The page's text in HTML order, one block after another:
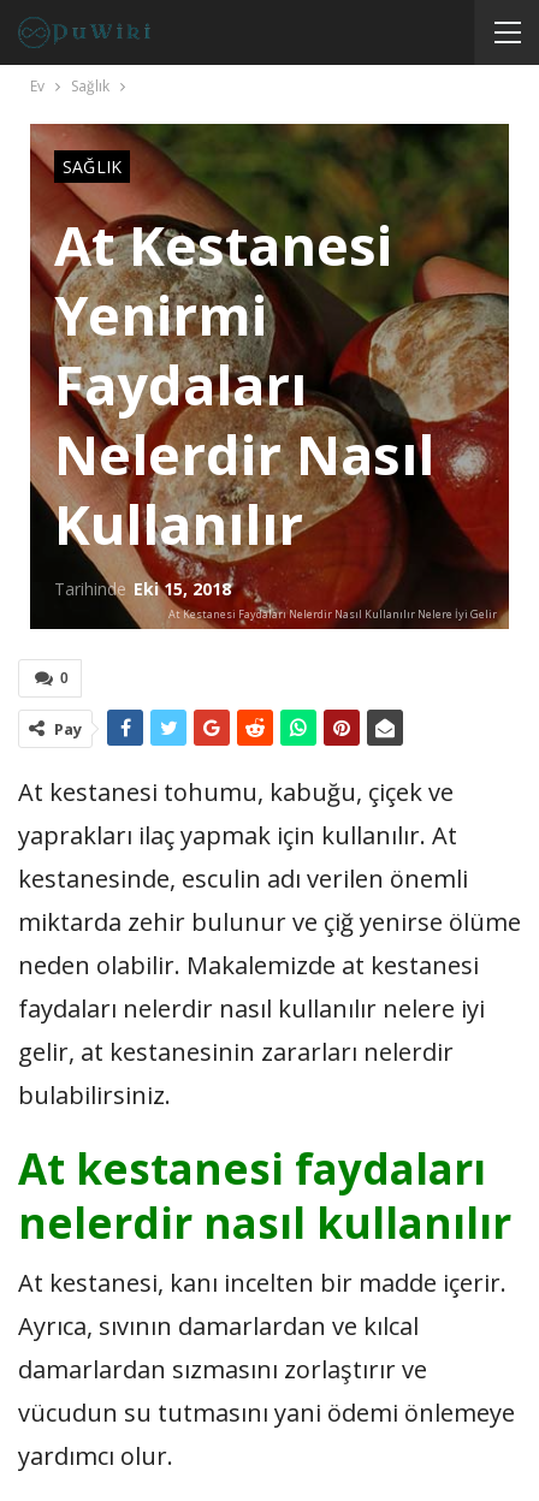
Ev Sağlık
SAĞLIK
At Kestanesi
Yenirmi
Faydaları
Nelerdir Nasıl
Kullanılır
Tarihinde Eki 15, 2018
At Kestanesi Faydaları Nelerdir Nasıl Kullanılır Nelere İyi Gelir
0
Pay
At kestanesi tohumu, kabuğu, çiçek ve
yaprakları ilaç yapmak için kullanılır. At
kestanesinde, esculin adı verilen önemli
miktarda zehir bulunur ve çiğ yenirse ölüme
neden olabilir. Makalemizde at kestanesi
faydaları nelerdir nasıl kullanılır nelere iyi
gelir, at kestanesinin zararları nelerdir
bulabilirsiniz.
At kestanesi faydaları
nelerdir nasıl kullanılır
At kestanesi, kanı incelten bir madde içerir.
Ayrıca, sıvının damarlardan ve kılcal
damarlardan sızmasını zorlaştırır ve
vücudun su tutmasını yani ödemi önlemeye
yardımcı olur.